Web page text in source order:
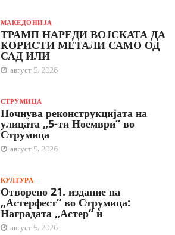
МАКЕДОНИЈА
ТРАМП НАРЕДИ ВОЈСКАТА ДА
КОРИСТИ МЕТАЛИ САМО ОД
САД ИЛИ
август 5, 2026
СТРУМИЦА
Почнува реконструкцијата на
улицата „5-ти Ноември“ во
Струмица
август 5, 2026
КУЛТУРА
Отворено 21. издание на
„Астерфест“ во Струмица:
Наградата „Астер“ ѝ
август 5, 2026